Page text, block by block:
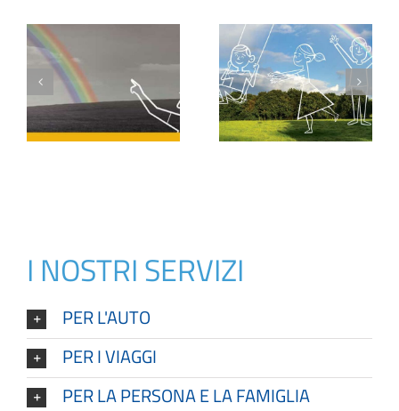
Family Care
Reale
Opportunità
Reale All Life
I NOSTRI SERVIZI
PER L'AUTO
PER I VIAGGI
PER LA PERSONA E LA FAMIGLIA